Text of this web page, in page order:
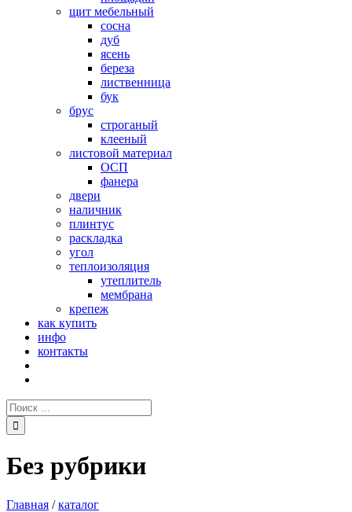
щит мебельный
сосна
дуб
ясень
береза
лиственница
бук
брус
строганый
клееный
листовой материал
ОСП
фанера
двери
наличник
плинтус
раскладка
угол
теплоизоляция
утеплитель
мембрана
крепеж
как купить
инфо
контакты
Поиск:
Без рубрики
Главная /каталог